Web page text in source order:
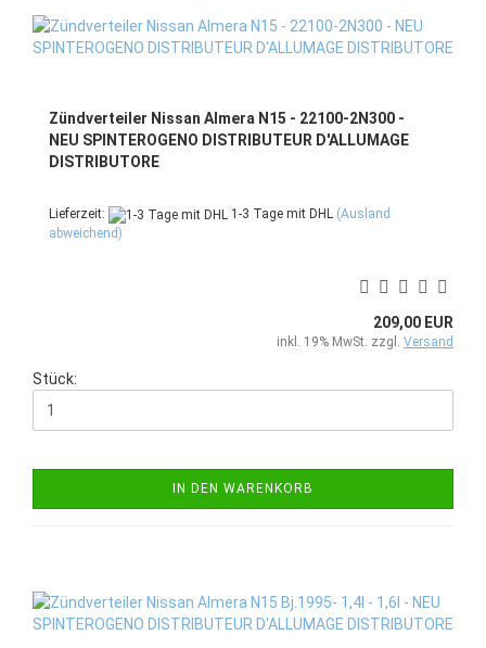
Zündverteiler Nissan Almera N15 - 22100-2N300 -
NEU SPINTEROGENO DISTRIBUTEUR D'ALLUMAGE
DISTRIBUTORE
Lieferzeit: 1-3 Tage mit DHL (Ausland
abweichend)
209,00 EUR
inkl. 19% MwSt. zzgl. Versand
Stück:
IN DEN WARENKORB